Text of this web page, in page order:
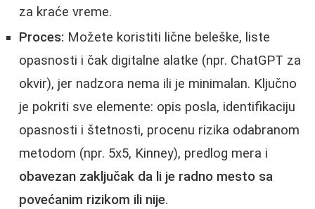
za kraće vreme.
Proces: Možete koristiti lične beleške, liste
opasnosti i čak digitalne alatke (npr. ChatGPT za
okvir), jer nadzora nema ili je minimalan. Ključno
je pokriti sve elemente: opis posla, identifikaciju
opasnosti i štetnosti, procenu rizika odabranom
metodom (npr. 5x5, Kinney), predlog mera i
obavezan zaključak da li je radno mesto sa
povećanim rizikom ili nije.